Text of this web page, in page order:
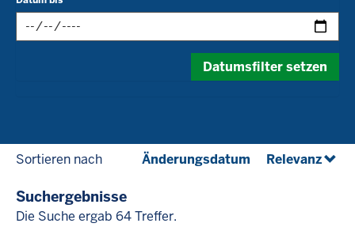
im
folgenden
Format
tt.mm.jjjj
Datumsfilter setzen
Sortieren nach Änderungsdatum (aufsteigend)
Relevanz
Suchergebnisse
Die Suche ergab 64 Treffer.